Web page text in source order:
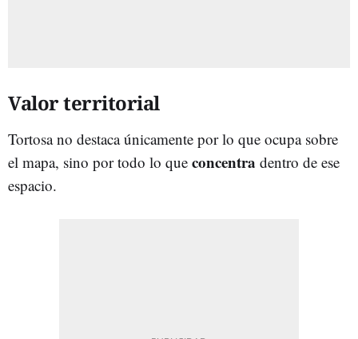
Valor territorial
Tortosa no destaca únicamente por lo que ocupa sobre
el mapa, sino por todo lo que concentra dentro de ese
espacio.